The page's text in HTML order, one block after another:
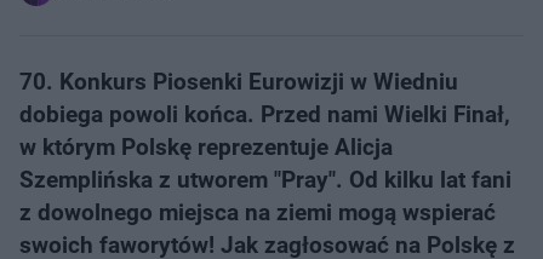
70. Konkurs Piosenki Eurowizji w Wiedniu
dobiega powoli końca. Przed nami Wielki Finał,
w którym Polskę reprezentuje Alicja
Szemplińska z utworem "Pray". Od kilku lat fani
z dowolnego miejsca na ziemi mogą wspierać
swoich faworytów! Jak zagłosować na Polskę z